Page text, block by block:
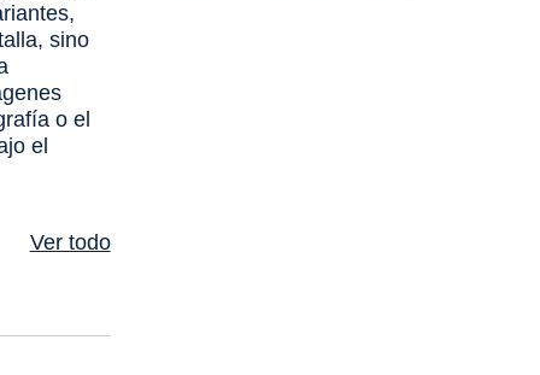
sino
o el
el
Ver todo